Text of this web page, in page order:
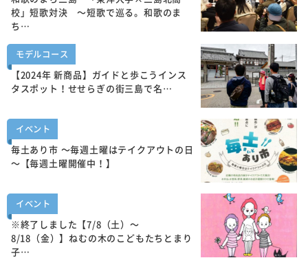
校」短歌対決 ～短歌で巡る。和歌のま
ち…
モデルコース
【2024年 新商品】ガイドと歩こうインス
タスポット！せせらぎの街三島で名…
イベント
毎土あり市 ～毎週土曜はテイクアウトの日
～【毎週土曜開催中！】
イベント
※終了しました【7/8（土）～
8/18（金）】ねむの木のこどもたちとまり
子…